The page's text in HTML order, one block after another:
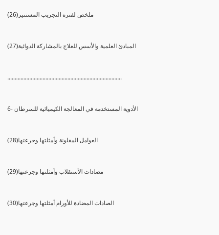
(26)ملخص لفترة التجريب المستنير
(27)المبادئ العلمية والأسس للعلاج بالمشاركة الدوائية
..............................................................................
6- الأدوية المستخدمة في المعالجة الكيميائية للسرطان
(28)العوامل المقلونة وأمثلتها وجرعتها
(29)مضادات الأستقلاب وأمثلتها وجرعتها
(30)الصادات المضادة للأورام أمثلتها وجرعتها